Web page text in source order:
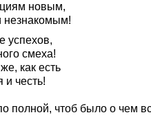
новым,
успехов,
смеха!
как есть
и честь!
полной, чтоб было о чем